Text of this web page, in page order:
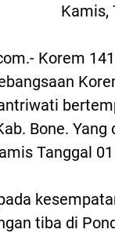
Kamis,
Korem
Bone.
Tanggal
tiba di